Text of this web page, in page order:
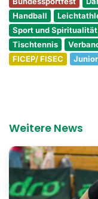
Handball
Sport und Spiritualität
Tischtennis
FICEP/ FISEC
Weitere News